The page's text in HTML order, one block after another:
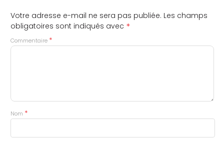
Votre adresse e-mail ne sera pas publiée. Les champs
obligatoires sont indiqués avec *
Commentaire *
Nom *